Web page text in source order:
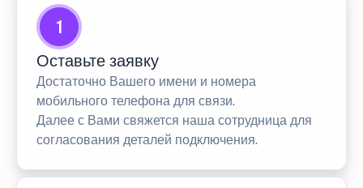
1
Оставьте заявку
Достаточно Вашего имени и номера
мобильного телефона для связи.
Далее с Вами свяжется наша сотрудница для
согласования деталей подключения.